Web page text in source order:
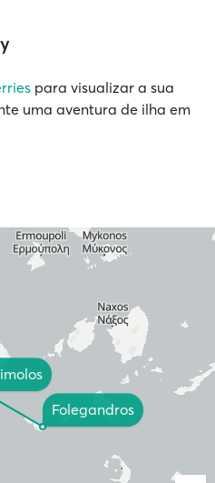
para visualizar a sua
uma aventura de ilha em
Folegandros